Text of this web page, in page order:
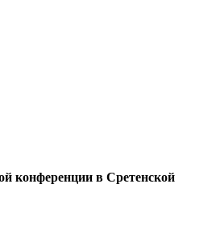
конференции в Сретенской